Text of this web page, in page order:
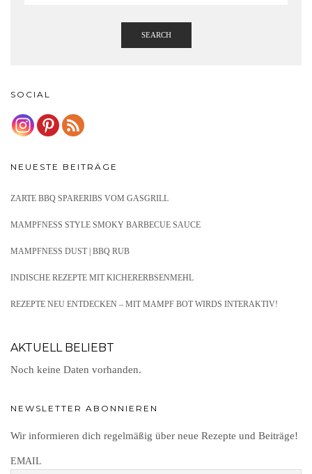
SEARCH
SOCIAL
NEUESTE BEITRÄGE
ZARTE BBQ SPARERIBS VOM GASGRILL
MAMPFNESS STYLE SMOKY BARBECUE SAUCE
MAMPFNESS DUST | BBQ RUB
INDISCHE REZEPTE MIT KICHERERBSENMEHL
REZEPTE NEU ENTDECKEN – MIT MAMPF BOT WIRDS INTERAKTIV!
AKTUELL BELIEBT
Noch keine Daten vorhanden.
NEWSLETTER ABONNIEREN
Wir informieren dich regelmäßig über neue Rezepte und Beiträge!
EMAIL